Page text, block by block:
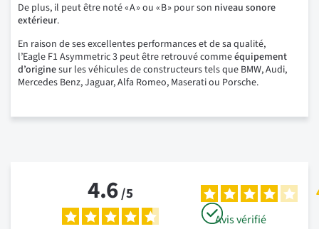
De plus, il peut être noté « A » ou « B » pour son niveau sonore
extérieur.
En raison de ses excellentes performances et de sa qualité,
l’Eagle F1 Asymmetric 3 peut être retrouvé commeéquipement
d’originesur les véhicules de constructeurs tels que BMW, Audi,
Mercedes Benz, Jaguar, Alfa Romeo, Maserati ou Porsche.
4.6/5
Avis vérifié